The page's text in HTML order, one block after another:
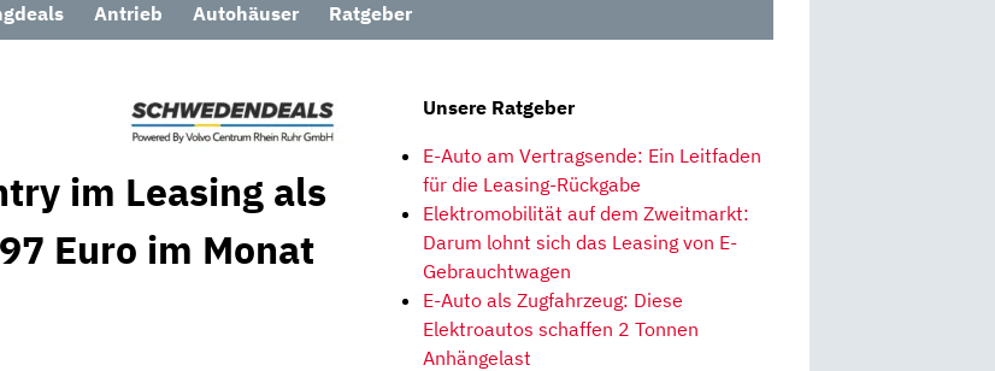
Antrieb Autohäuser Ratgeber
im Leasing als
Euro im Monat
Unsere Ratgeber
E-Auto am Vertragsende: Ein Leitfaden
für die Leasing-Rückgabe
Elektromobilität auf dem Zweitmarkt:
Darum lohnt sich das Leasing von E-
Gebrauchtwagen
E-Auto als Zugfahrzeug: Diese
Elektroautos schaffen 2 Tonnen
Anhängelast